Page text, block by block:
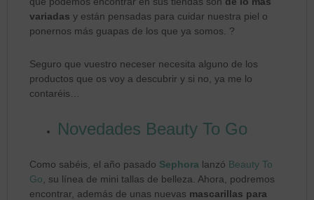
variadas y están pensadas para cuidar nuestra piel o
ponernos más guapas de los que ya somos. ?
Seguro que vuestro neceser necesita alguno de los
productos que os voy a descubrir y si no, ya me lo
contaréis…
Novedades Beauty To Go
Como sabéis, el año pasado Sephora lanzó Beauty To
Go , su línea de mini tallas de belleza. Ahora, podremos
encontrar, además de unas nuevas mascarillas para